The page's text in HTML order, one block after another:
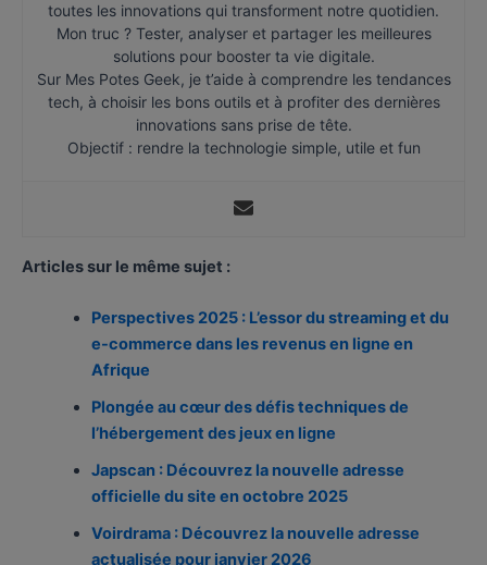
toutes les innovations qui transforment notre quotidien.
Mon truc ? Tester, analyser et partager les meilleures
solutions pour booster ta vie digitale.
Sur Mes Potes Geek, je t’aide à comprendre les tendances
tech, à choisir les bons outils et à profiter des dernières
innovations sans prise de tête.
Objectif : rendre la technologie simple, utile et fun
Articles sur le même sujet :
Perspectives 2025 : L’essor du streaming et du
e-commerce dans les revenus en ligne en
Afrique
Plongée au cœur des défis techniques de
l’hébergement des jeux en ligne
Japscan : Découvrez la nouvelle adresse
officielle du site en octobre 2025
Voirdrama : Découvrez la nouvelle adresse
actualisée pour janvier 2026